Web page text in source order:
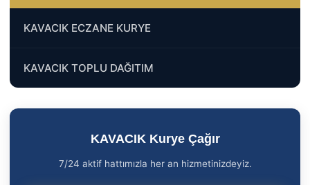
KAVACIK ECZANE KURYE
KAVACIK TOPLU DAĞITIM
KAVACIK Kurye Çağır
7/24 aktif hattımızla her an hizmetinizdeyiz.